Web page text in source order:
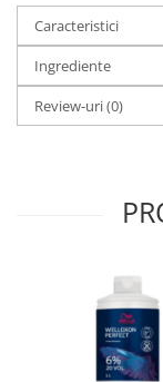
Caracteristici
Ingrediente
Review-uri(0)